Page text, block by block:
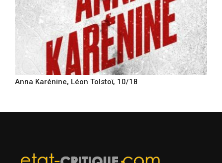
Anna Karénine, Léon Tolstoï, 10/18